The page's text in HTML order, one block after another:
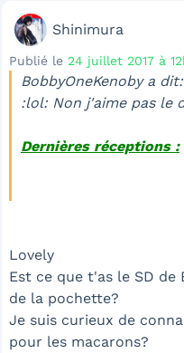
Shinimura
Publié le 24 juillet 2017 à
BobbyOneKenoby a dit:
:lol: Non j'aime pas le
Dernières réceptions :
Lovely
Est ce que t'as le SD
de la pochette?
Je suis curieux de
pour les macarons?